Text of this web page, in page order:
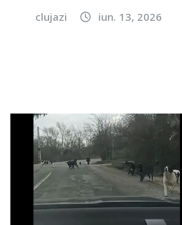
clujazi iun. 13, 2026